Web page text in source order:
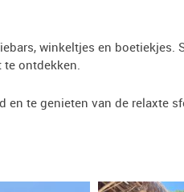
winkeltjes en boetiekjes.
te ontdekken.
te genieten van de relaxte